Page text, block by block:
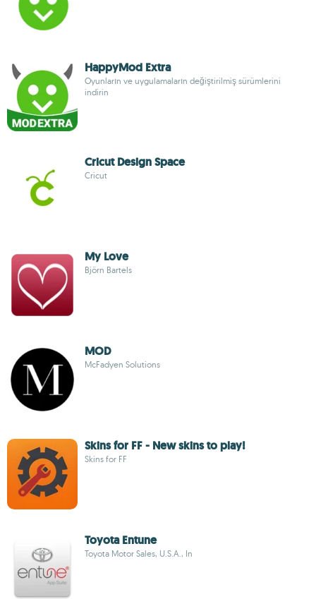
HappyMod Extra
Oyunların ve uygulamaların değiştirilmiş sürümlerini
indirin
Cricut Design Space
Cricut
My Love
Björn Bartels
MOD
McFadyen Solutions
Skins for FF - New skins to play!
Skins for FF
Toyota Entune
Toyota Motor Sales, U.S.A., In